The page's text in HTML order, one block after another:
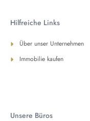
Hilfreiche Links
Über unser Unternehmen
Immobilie kaufen
Unsere Büros